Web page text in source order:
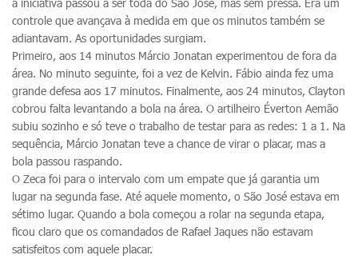
a iniciativa passou a ser toda do São José, mas sem pressa. Era um
controle que avançava à medida em que os minutos também se
adiantavam. As oportunidades surgiam.
Primeiro, aos 14 minutos Márcio Jonatan experimentou de fora da
área. No minuto seguinte, foi a vez de Kelvin. Fábio ainda fez uma
grande defesa aos 17 minutos. Finalmente, aos 24 minutos, Clayton
cobrou falta levantando a bola na área. O artilheiro Éverton Aemão
subiu sozinho e só teve o trabalho de testar para as redes: 1 a 1. Na
sequência, Márcio Jonatan teve a chance de virar o placar, mas a
bola passou raspando.
O Zeca foi para o intervalo com um empate que já garantia um
lugar na segunda fase. Até aquele momento, o São José estava em
sétimo lugar. Quando a bola começou a rolar na segunda etapa,
ficou claro que os comandados de Rafael Jaques não estavam
satisfeitos com aquele placar.